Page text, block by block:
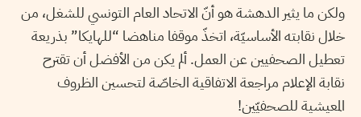
ولكن ما يثير الدهشة هو أنّ الاتحاد العام التونسي للشغل، من
خلال نقابته الأساسيّة، اتخذّ موقفا مناهضا “للهايكا” بذريعة
تعطيل الصحفيين عن العمل. ألم يكن من الأفضل أن تقترح
نقابة الإعلام مراجعة الاتفاقية الخاصّة لتحسين الظروف
المعيشية للصحفيّين!